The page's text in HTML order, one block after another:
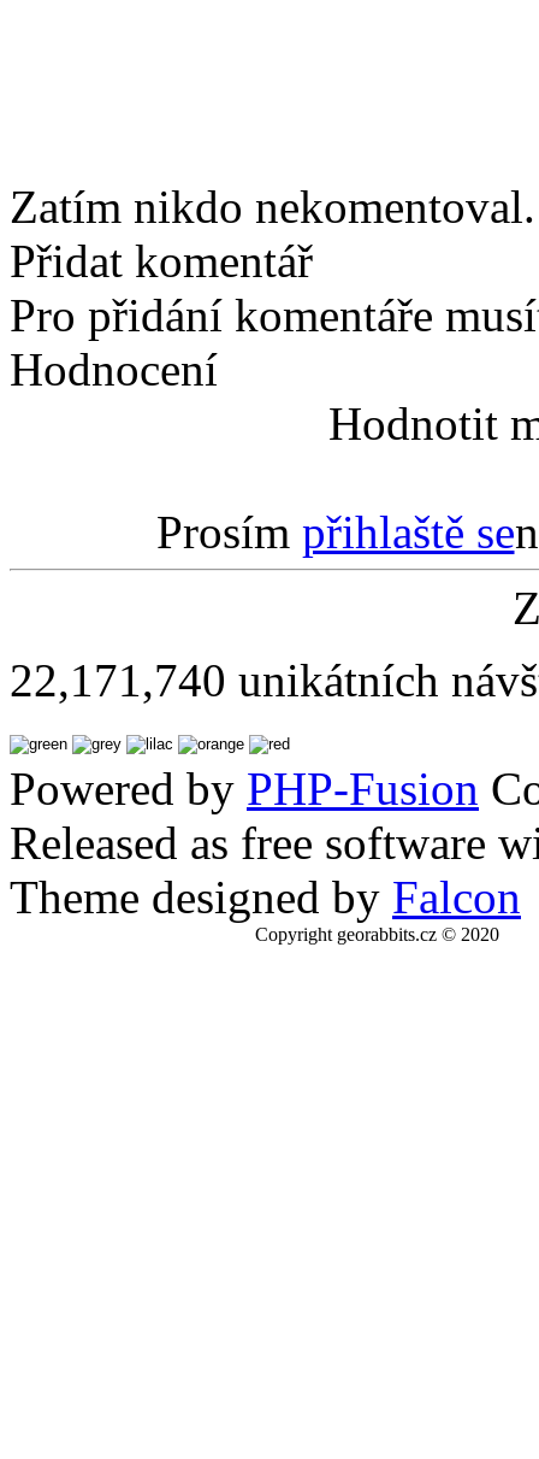
Zatím nikdo
Přidat komentář
Pro přidání komentáře
Hodnocení
Hodnotit
Prosím přihlaště se
22,171,740 unikátních
Powered by PHP-Fusion
Released as free software
Theme designed by Falcon
Copyright georabbits.cz © 2020